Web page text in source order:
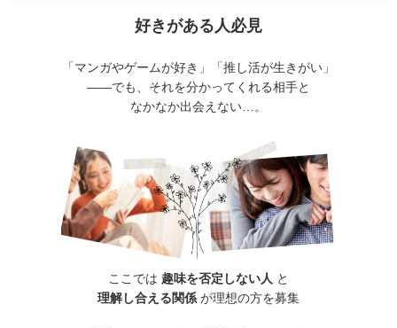
好きがある人必見
「マンガやゲームが好き」「推し活が生きがい」
――でも、それを分かってくれる相手と
なかなか出会えない…。
ここでは 趣味を否定しない人 と
理解し合える関係 が理想の方を募集